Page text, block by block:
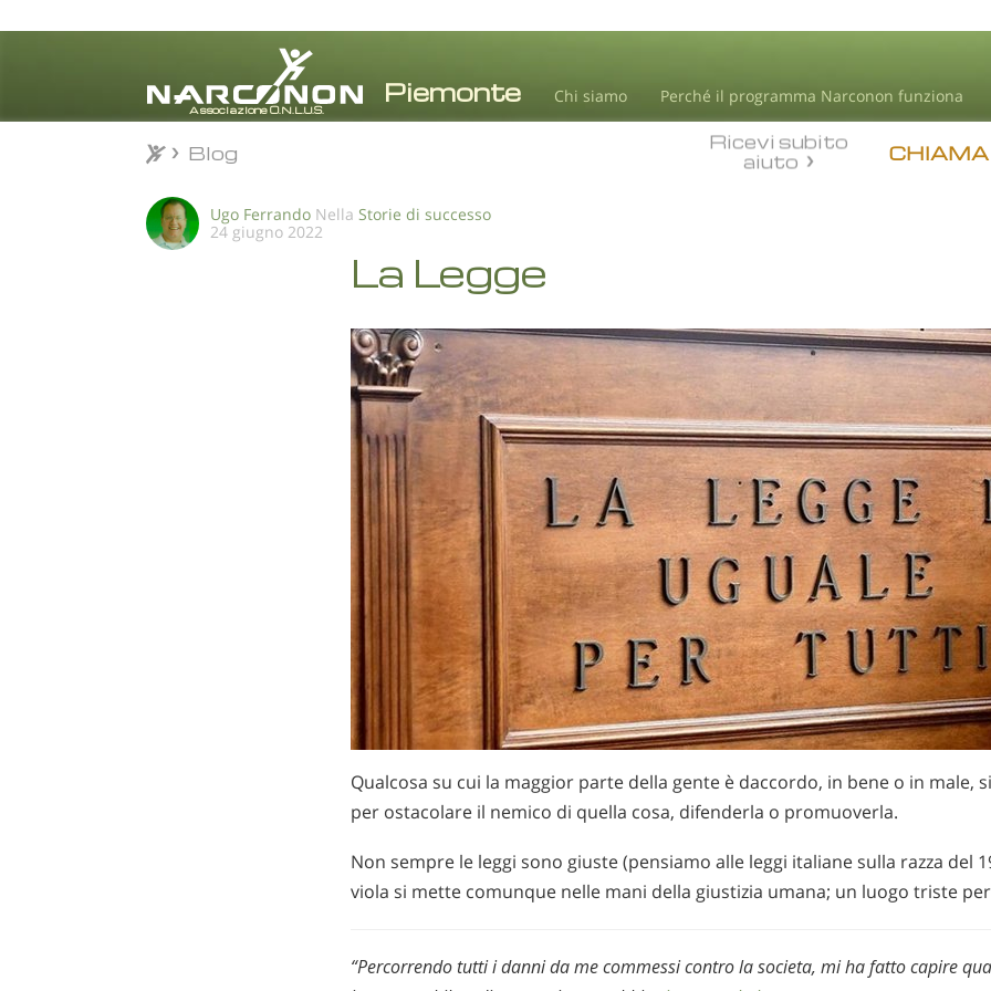
Chi siamo Perché il programma Narconon funziona
CHIAMA
Ricevi subito
aiuto
Blog
Ugo Ferrando Nella Storie di successo
24 giugno 2022
La Legge
Qualcosa su cui la maggior parte della gente è daccordo, in bene o in male,
per ostacolare il nemico di quella cosa, difenderla o promuoverla.
Non sempre le leggi sono giuste (pensiamo alle leggi italiane sulla razza del
viola si mette comunque nelle mani della giustizia umana; un luogo triste
“Percorrendo tutti i danni da me commessi contro la societa, mi ha fatto capire
Blog